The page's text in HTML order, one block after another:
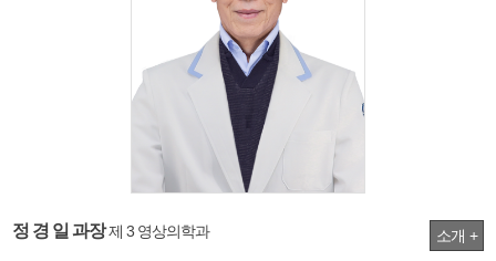
정 경 일 과장제 3 영상의학과 소개 +